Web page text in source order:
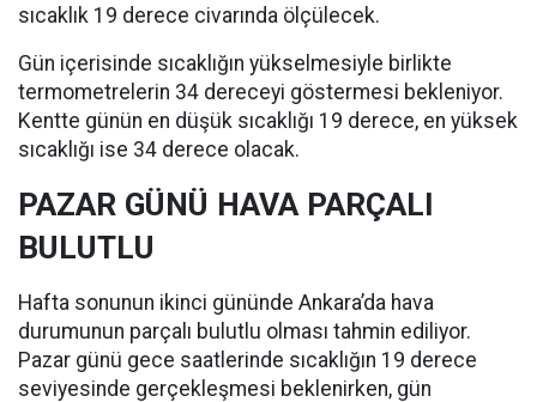
sıcaklık 19 derece civarında ölçülecek.
Gün içerisinde sıcaklığın yükselmesiyle birlikte
termometrelerin 34 dereceyi göstermesi bekleniyor.
Kentte günün en düşük sıcaklığı 19 derece, en yüksek
sıcaklığı ise 34 derece olacak.
PAZAR GÜNÜ HAVA PARÇALI
BULUTLU
Hafta sonunun ikinci gününde Ankara’da hava
durumunun parçalı bulutlu olması tahmin ediliyor.
Pazar günü gece saatlerinde sıcaklığın 19 derece
seviyesinde gerçekleşmesi beklenirken, gün